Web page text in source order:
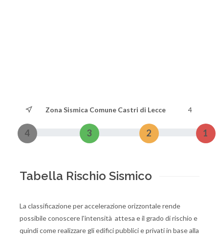
Zona Sismica Comune Castri di Lecce 4
4 3 2 1
Tabella Rischio Sismico
La classificazione per accelerazione orizzontale rende
possibile conoscere l'intensità attesa e il grado di rischio e
quindi come realizzare gli edifici pubblici e privati in base alla